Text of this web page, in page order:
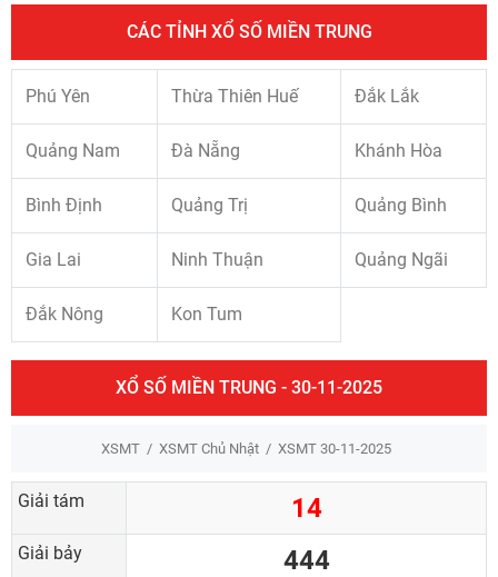
CÁC TỈNH XỔ SỐ MIỀN TRUNG
Phú Yên Thừa Thiên Huế Đắk Lắk
Quảng Nam Đà Nẵng Khánh Hòa
Bình Định Quảng Trị Quảng Bình
Gia Lai Ninh Thuận Quảng Ngãi
Đắk Nông Kon Tum
XỔ SỐ MIỀN TRUNG - 30-11-2025
XSMT XSMT Chủ Nhật XSMT 30-11-2025
Giải tám 14
Giải bảy 444